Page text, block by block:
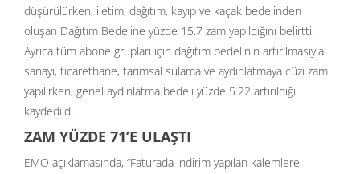
düşürülürken, iletim, dağıtım, kayıp ve kaçak bedelinden
oluşan Dağıtım Bedeline yüzde 15.7 zam yapıldığını belirtti.
Ayrıca tüm abone grupları için dağıtım bedelinin artırılmasıyla
sanayi, ticarethane, tarımsal sulama ve aydınlatmaya cüzi zam
yapılırken, genel aydınlatma bedeli yüzde 5.22 artırıldığı
kaydedildi.
ZAM YÜZDE 71’E ULAŞTI
EMO açıklamasında, “Faturada indirim yapılan kalemlere